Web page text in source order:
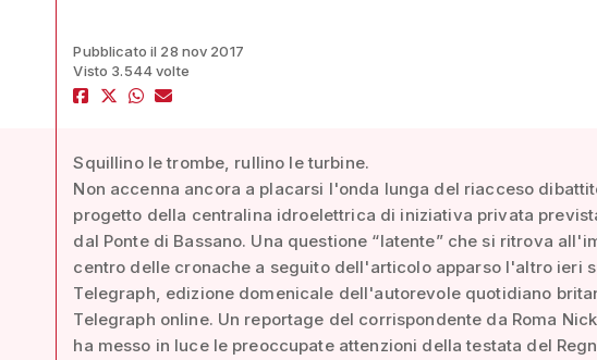
Pubblicato il 28 nov 2017
Visto 3.544 volte
Squillino le trombe, rullino le turbine.
Non accenna ancora a placarsi l'onda lunga del riacceso
progetto della centralina idroelettrica di iniziativa privata
dal Ponte di Bassano. Una questione “latente” che si ritrova
centro delle cronache a seguito dell'articolo apparso l'altro ieri
Telegraph, edizione domenicale dell'autorevole quotidiano
Telegraph online. Un reportage del corrispondente da Roma
ha messo in luce le preoccupate attenzioni della testata del